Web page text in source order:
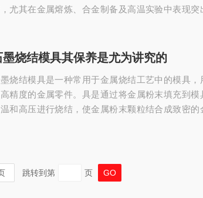
尤其在金属熔炼、合金制备及高温实验中表现突
。石墨坩埚的主体原料为结晶形天然石墨，占比
可塑性，硅石等辅料则提升耐火性。生产工艺包...
墨烧结模具其保养是尤为讲究的
烧结模具是一种常用于金属烧结工艺中的模具，
精度的金属零件。具是通过将金属粉末填充到模
和高压进行烧结，使金属粉末颗粒结合成致密的
检查模具表面是否有裂纹、缺口、划伤、变形等
陷的模具应修复或报废，避免使用中破裂导致工件
跳转到第 页